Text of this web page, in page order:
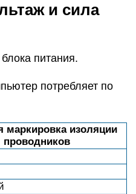
и сила
питания.
потребляет по
маркировка изоляции
проводников